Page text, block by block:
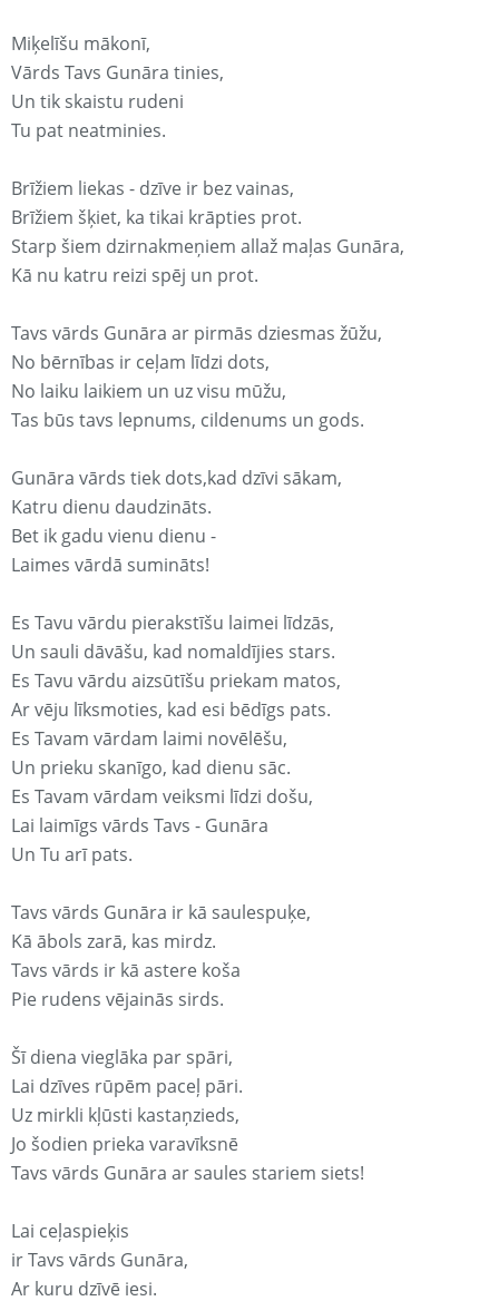
Miķelīšu mākonī,
Vārds Tavs Gunāra tinies,
Un tik skaistu rudeni
Tu pat neatminies.
Brīžiem liekas - dzīve ir bez vainas,
Brīžiem šķiet, ka tikai krāpties prot.
Starp šiem dzirnakmeņiem allaž maļas Gunāra,
Kā nu katru reizi spēj un prot.
Tavs vārds Gunāra ar pirmās dziesmas žūžu,
No bērnības ir ceļam līdzi dots,
No laiku laikiem un uz visu mūžu,
Tas būs tavs lepnums, cildenums un gods.
Gunāra vārds tiek dots,kad dzīvi sākam,
Katru dienu daudzināts.
Bet ik gadu vienu dienu -
Laimes vārdā sumināts!
Es Tavu vārdu pierakstīšu laimei līdzās,
Un sauli dāvāšu, kad nomaldījies stars.
Es Tavu vārdu aizsūtīšu priekam matos,
Ar vēju līksmoties, kad esi bēdīgs pats.
Es Tavam vārdam laimi novēlēšu,
Un prieku skanīgo, kad dienu sāc.
Es Tavam vārdam veiksmi līdzi došu,
Lai laimīgs vārds Tavs - Gunāra
Un Tu arī pats.
Tavs vārds Gunāra ir kā saulespuķe,
Kā ābols zarā, kas mirdz.
Tavs vārds ir kā astere koša
Pie rudens vējainās sirds.
Šī diena vieglāka par spāri,
Lai dzīves rūpēm paceļ pāri.
Uz mirkli kļūsti kastaņzieds,
Jo šodien prieka varavīksnē
Tavs vārds Gunāra ar saules stariem siets!
Lai ceļaspieķis
ir Tavs vārds Gunāra,
Ar kuru dzīvē iesi.